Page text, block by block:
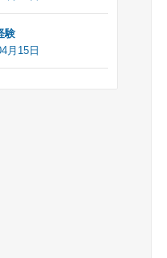
験
月15日